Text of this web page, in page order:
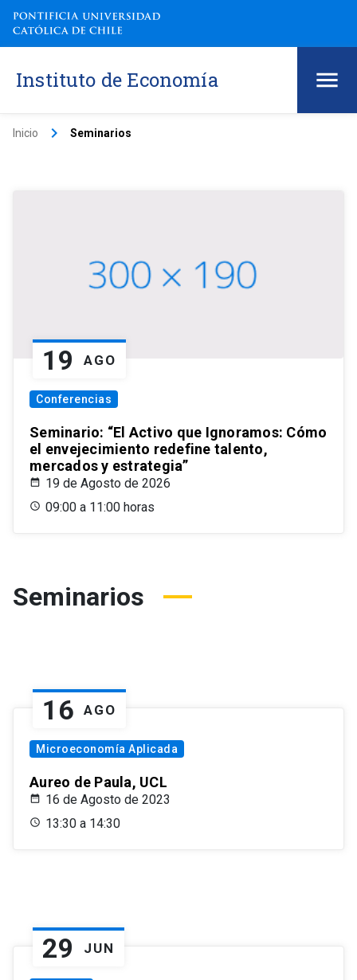
Instituto de Economía
Inicio keyboard_arrow_right Seminarios
19 AGO
Conferencias
Seminario: “El Activo que Ignoramos: Cómo
el envejecimiento redefine talento,
mercados y estrategia”
19 de Agosto de 2026
09:00 a 11:00 horas
Seminarios
16 AGO
Microeconomía Aplicada
Aureo de Paula, UCL
16 de Agosto de 2023
13:30 a 14:30
29 JUN